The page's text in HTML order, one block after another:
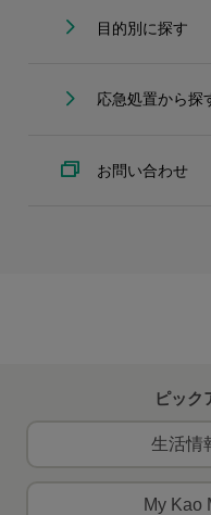
目的別に探す
応急処置から探
お問い合わせ
ピック
生活情
My Kao